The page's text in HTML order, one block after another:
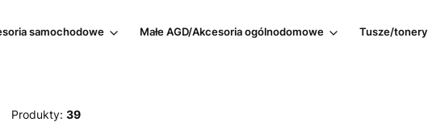
samochodowe Małe AGD/Akcesoria ogólnodomowe Tusze/tonery
Produkty: 39